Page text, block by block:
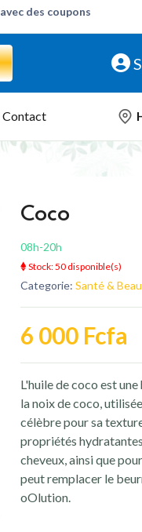
des coupons
50 % de
Contact
Coco
08h-20h
Stock: 50 disponible(s)
Categorie: Santé &
6 000 Fcfa
L'huile de coco est
la noix de coco,
célèbre pour sa
propriétés
cheveux, ainsi que
peut remplacer le
oOlution.